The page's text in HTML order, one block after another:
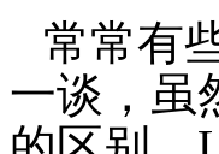
常常有
一谈，虽